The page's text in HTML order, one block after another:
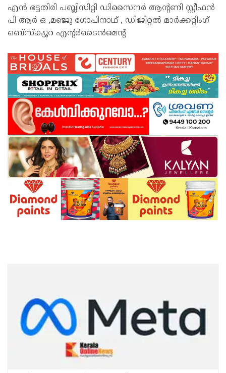
എൻ ഭട്ടതിരി പബ്ലിസിറ്റി ഡിസൈനർ ആന്റണി സ്റ്റീഫൻ
പി ആർ ഒ ,മഞ്ജു ഗോപിനാഥ്‌ , ഡിജിറ്റൽ മാർക്കറ്റിംഗ്
ഒബ്സ്ക്യൂറ എന്റർടൈൻമെന്റ്